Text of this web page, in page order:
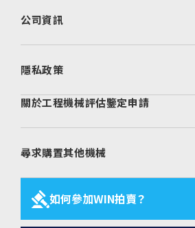
公司資訊
隱私政策
關於工程機械評估鑒定申請
尋求購置其他機械
如何參加WIN拍賣？